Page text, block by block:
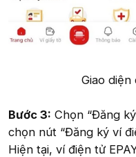
Giao diện
Bước 3: Chọn “Đăng
chọn nút “Đăng ký ví
Hiện tại, ví điện tử